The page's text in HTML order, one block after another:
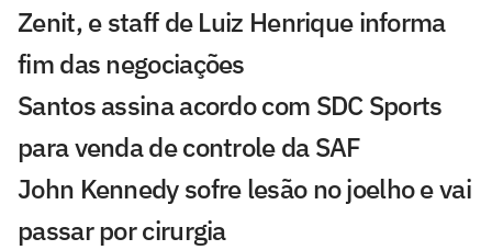
Zenit, e staff de Luiz Henrique informa
fim das negociações
Santos assina acordo com SDC Sports
para venda de controle da SAF
John Kennedy sofre lesão no joelho e vai
passar por cirurgia